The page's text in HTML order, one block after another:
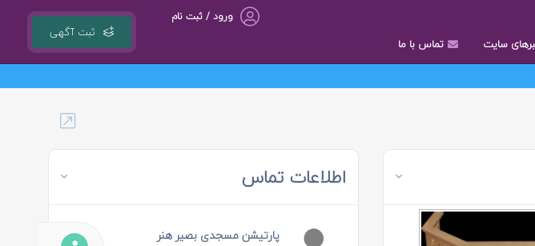
ثبت آگهی
ورود / ثبت نام
سایت
تماس با ما
اطلاعات تماس
پارتیشن مسجدی بصیر هنر